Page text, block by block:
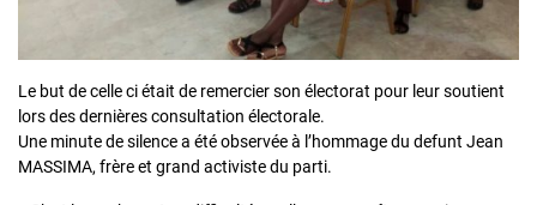
Le but de celle ci était de remercier son électorat pour leur soutient
lors des dernières consultation électorale.
Une minute de silence a été observée à l’hommage du defunt Jean
MASSIMA, frère et grand activiste du parti.